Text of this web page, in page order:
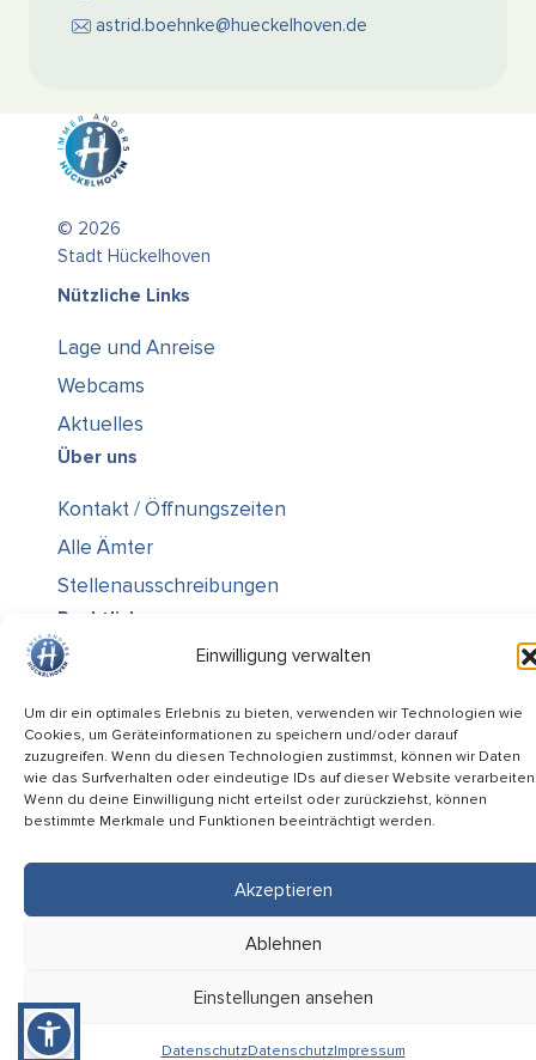
Einwilligung verwalten
Um dir ein optimales Erlebnis zu bieten, verwenden wir Technologien wie
Cookies, um Geräteinformationen zu speichern und/oder darauf
zuzugreifen. Wenn du diesen Technologien zustimmst, können wir Daten
wie das Surfverhalten oder eindeutige IDs auf dieser Website
Wenn du deine Einwilligung nicht erteilst oder zurückziehst, können
bestimmte Merkmale und Funktionen beeinträchtigt werden.
Akzeptieren
Ablehnen
Einstellungen ansehen
DatenschutzDatenschutzImpressum
astrid.boehnke@hueckelhoven.de
© 2026
Stadt Hückelhoven
Nützliche Links
Lage und Anreise
Webcams
Aktuelles
Über uns
Kontakt / Öffnungszeiten
Alle Ämter
Stellenausschreibungen
Rechtliches
Impressum
Datenschutz
Informiert bleiben
Folge uns auf
Service-Code: 2MCVX